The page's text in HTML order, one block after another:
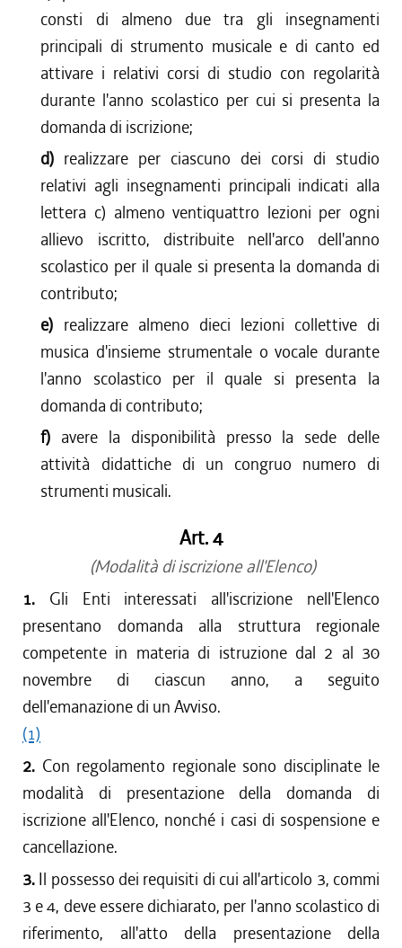
consti di almeno due tra gli insegnamenti
principali di strumento musicale e di canto ed
attivare i relativi corsi di studio con regolarità
durante l'anno scolastico per cui si presenta la
domanda di iscrizione;
d) realizzare per ciascuno dei corsi di studio
relativi agli insegnamenti principali indicati alla
lettera c) almeno ventiquattro lezioni per ogni
allievo iscritto, distribuite nell'arco dell'anno
scolastico per il quale si presenta la domanda di
contributo;
e) realizzare almeno dieci lezioni collettive di
musica d'insieme strumentale o vocale durante
l'anno scolastico per il quale si presenta la
domanda di contributo;
f) avere la disponibilità presso la sede delle
attività didattiche di un congruo numero di
strumenti musicali.
Art. 4
(Modalità di iscrizione all'Elenco)
1. Gli Enti interessati all'iscrizione nell'Elenco
presentano domanda alla struttura regionale
competente in materia di istruzione dal 2 al 30
novembre di ciascun anno, a seguito
dell'emanazione di un Avviso.
(1)
2. Con regolamento regionale sono disciplinate le
modalità di presentazione della domanda di
iscrizione all'Elenco, nonché i casi di sospensione e
cancellazione.
3. Il possesso dei requisiti di cui all'articolo 3, commi
3 e 4, deve essere dichiarato, per l'anno scolastico di
riferimento, all'atto della presentazione della